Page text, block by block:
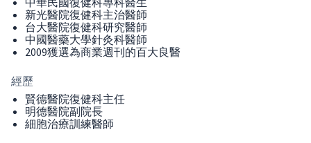
新光醫院復健科主治醫師
台大醫院復健科研究醫師
中國醫藥大學針灸科醫師
2009獲選為商業週刊的百大良醫
經歷
賢德醫院復健科主任
明德醫院副院長
細胞治療訓練醫師